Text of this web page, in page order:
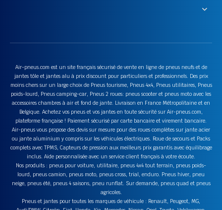
Air-pneus.com est un site français sécurisé de vente en ligne de pneus neufs et de
jantes tôle et jantes alu à prix discount pour particuliers et professionnels. Des prix
moins chers sur un large choix de Pneus tourisme, Pneus 4x4, Pneus utilitaires, Pneus
poids-lourd, Pneus camping-car, Pneus 2 roues: pneus scooter et pneus moto avec les
accessoires chambres à air et fond de jante. Livraison en France Métropolitaine et en
Belgique. Achetez vos pneus et vos jantes en toute sécurité sur Air-pneus.com,
plateforme française ! Paiement sécurisé par carte bancaire et virement bancaire.
Air-pneus vous propose des devis sur mesure pour des roues complètes sur jante acier
ou jante aluminium y compris sur les véhicules électriques. Roue de secours et Packs
complets avec TPMS, Capteurs de pression aux meilleurs prix garantis avec équilibrage
inclus. Aide personnalisée avec un service client français à votre écoute.
Nos produits : pneus pour voiture, utilitaire, pneus 4x4 tout terrain, pneus poids-
lourd, pneus camion, pneus moto, pneus cross, trial, enduro. Pneus hiver, pneu
neige, pneus été, pneus 4 saisons, pneu runflat. Sur demande, pneus quad et pneus
agricoles.
Pneus et jantes pour toutes les marques de véhicule : Renault, Peugeot, MG,